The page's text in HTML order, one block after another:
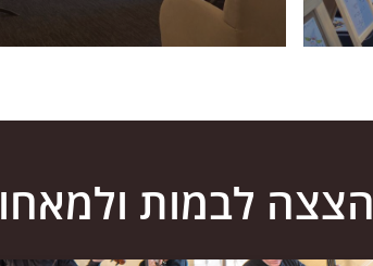
הצצה לבמות